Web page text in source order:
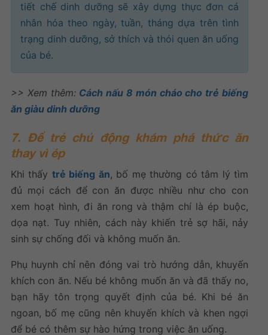
tiết chế dinh dưỡng sẽ xây dựng thực đơn cá
nhân hóa theo ngày, tuần, tháng dựa trên tình
trạng dinh dưỡng, sở thích và thói quen ăn uống
của bé.
>> Xem thêm: Cách nấu 8 món cháo cho trẻ biếng
ăn giàu dinh dưỡng
7. Để trẻ chủ động khám phá thức ăn
thay vì ép
Khi thấy trẻ biếng ăn, bố mẹ thường có tâm lý tìm
đủ mọi cách để con ăn được nhiều như cho con
xem hoạt hình, đi ăn rong và thậm chí là ép buộc,
dọa nạt. Tuy nhiên, cách này khiến trẻ sợ hãi, nảy
sinh sự chống đối và không muốn ăn.
Phụ huynh chỉ nên đóng vai trò hướng dẫn, khuyến
khích con ăn. Nếu bé không muốn ăn và đã thấy no,
bạn hãy tôn trọng quyết định của bé. Khi bé ăn
ngoan, bố mẹ cũng nên khuyến khích và khen ngợi
để bé có thêm sự hào hứng trong việc ăn uống.